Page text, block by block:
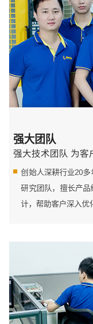
强大团队
强大技术团队 为客
创始人深耕行业20
研究团队，擅长产
计，帮助客户深入优